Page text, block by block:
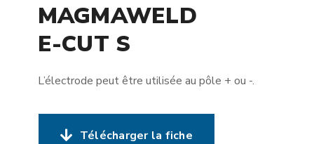
MAGMAWELD
E-CUT S
L’électrode peut être utilisée au pôle + ou -.
Télécharger la fiche